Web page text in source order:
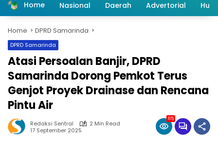
Home Nasional Daerah Advertorial
Home DPRD Samarinda
DPRD Samarinda
Atasi Persoalan Banjir, DPRD
Samarinda Dorong Pemkot Terus
Genjot Proyek Drainase dan Rencana
Pintu Air
Redaksi Sentral
2 Min Read
17 September 2025
115